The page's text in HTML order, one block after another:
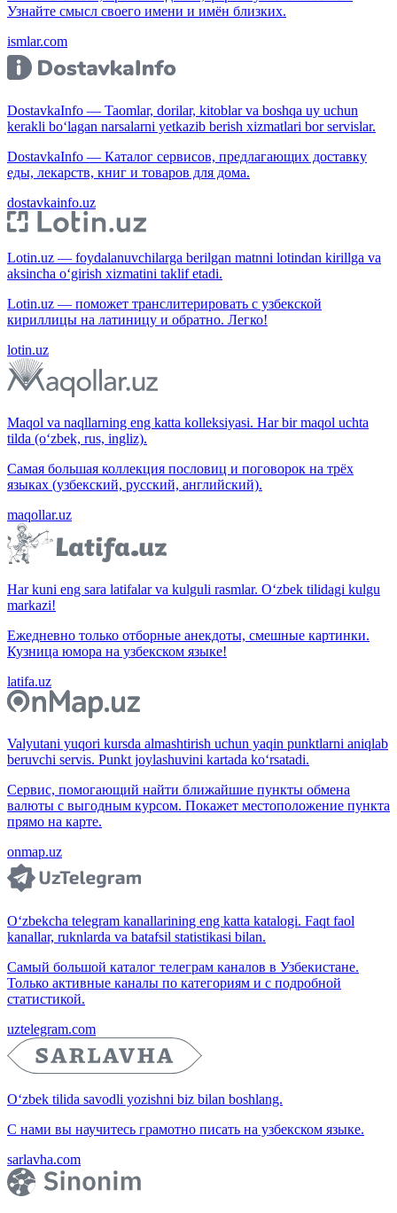
Узнайте смысл своего имени и имён близких.
ismlar.com
DostavkaInfo — Taomlar, dorilar, kitoblar va boshqa uy uchun
kerakli bo‘lagan narsalarni yetkazib berish xizmatlari bor servislar.
DostavkaInfo — Каталог сервисов, предлагающих доставку
еды, лекарств, книг и товаров для дома.
dostavkainfo.uz
Lotin.uz — foydalanuvchilarga berilgan matnni lotindan kirillga va
aksincha o‘girish xizmatini taklif etadi.
Lotin.uz — поможет транслитерировать с узбекской
кириллицы на латиницу и обратно. Легко!
lotin.uz
Maqol va naqllarning eng katta kolleksiyasi. Har bir maqol uchta
tilda (o‘zbek, rus, ingliz).
Самая большая коллекция пословиц и поговорок на трёх
языках (узбекский, русский, английский).
maqollar.uz
Har kuni eng sara latifalar va kulguli rasmlar. O‘zbek tilidagi kulgu
markazi!
Ежедневно только отборные анекдоты, смешные картинки.
Кузница юмора на узбекском языке!
latifa.uz
Valyutani yuqori kursda almashtirish uchun yaqin punktlarni aniqlab
beruvchi servis. Punkt joylashuvini kartada ko‘rsatadi.
Сервис, помогающий найти ближайшие пункты обмена
валюты с выгодным курсом. Покажет местоположение пункта
прямо на карте.
onmap.uz
O‘zbekcha telegram kanallarining eng katta katalogi. Faqt faol
kanallar, ruknlarda va batafsil statistikasi bilan.
Самый большой каталог телеграм каналов в Узбекистане.
Только активные каналы по категориям и с подробной
статистикой.
uztelegram.com
O‘zbek tilida savodli yozishni biz bilan boshlang.
С нами вы научитесь грамотно писать на узбекском языке.
sarlavha.com